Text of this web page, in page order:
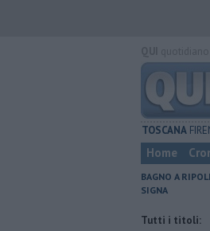
TOSCANA
Home
BAGNO A RIPOLI
SIGNA
Tutti i titoli:
Il grande caldo